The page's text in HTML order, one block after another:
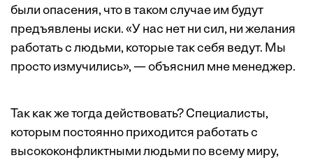
были опасения, что в таком случае им будут
предъявлены иски. «У нас нет ни сил, ни желания
работать с людьми, которые так себя ведут. Мы
просто измучились», — объяснил мне менеджер.
Так как же тогда действовать? Специалисты,
которым постоянно приходится работать с
высококонфликтными людьми по всему миру,